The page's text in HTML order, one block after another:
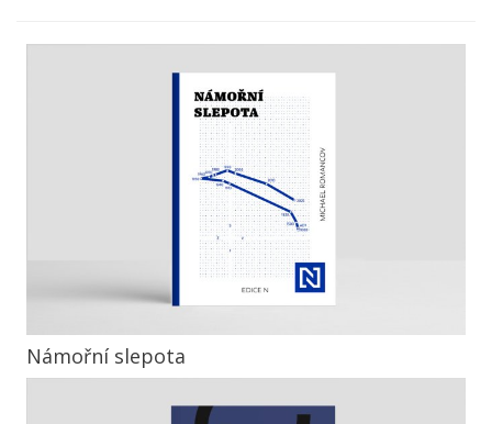
Námořní slepota